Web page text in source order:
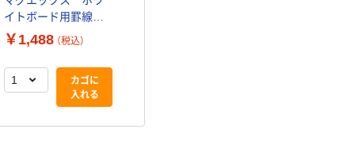
イトボード用罫線引
きテープ 替えテー
プ 幅3mm MZ-3-
3P 1袋（3巻入）
￥1,488 （税込）
カゴに
入れる